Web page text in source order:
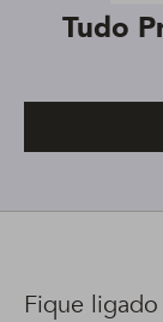
Tudo
Fique ligado